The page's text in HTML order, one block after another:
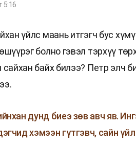
5:16
үйлс маань итгэгч бус
болно гэвэл тэрхүү
сайхан байх билээ? Петр элч
дунд биеэ зөв авч яв.
хэмээн гүтгэвч, сайн